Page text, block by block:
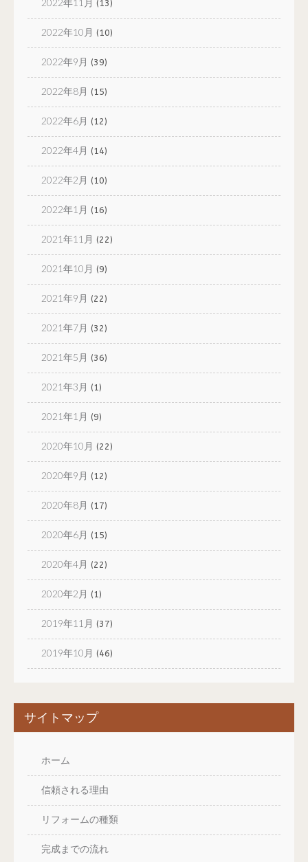
2022年11月 (13)
2022年10月 (10)
2022年9月 (39)
2022年8月 (15)
2022年6月 (12)
2022年4月 (14)
2022年2月 (10)
2022年1月 (16)
2021年11月 (22)
2021年10月 (9)
2021年9月 (22)
2021年7月 (32)
2021年5月 (36)
2021年3月 (1)
2021年1月 (9)
2020年10月 (22)
2020年9月 (12)
2020年8月 (17)
2020年6月 (15)
2020年4月 (22)
2020年2月 (1)
2019年11月 (37)
2019年10月 (46)
サイトマップ
ホーム
信頼される理由
リフォームの種類
完成までの流れ